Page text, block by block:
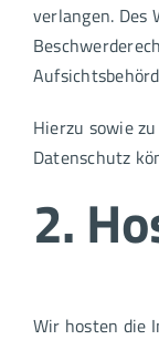
verlangen. Des
Hierzu sowie
Datenschutz
2.
Wir hosten die